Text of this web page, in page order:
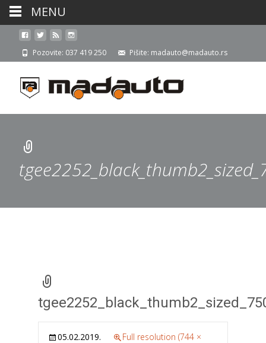
Pozovite: 037 419 250 Pišite: madauto@madauto.rs
05.02.2019.
Full resolution (744 ×
MENU